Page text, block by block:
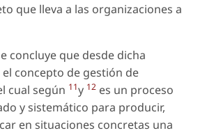
que lleva a las organizaciones a
concluye que desde dicha
el concepto de gestión de
cual según 11y 12 es un proceso
y sistemático para producir,
en situaciones concretas una